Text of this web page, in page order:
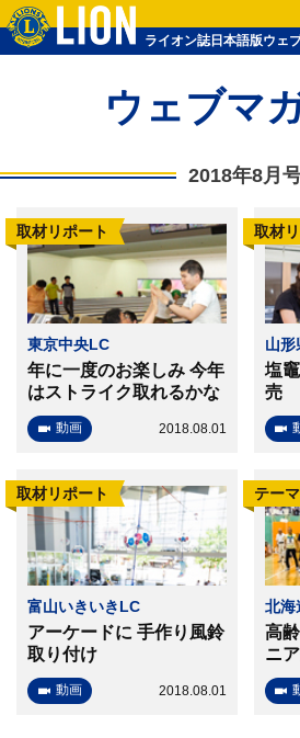
ライオン誌日本語版ウェ
ウェブマ
2018年8月
取材リポート
東京中央LC
年に一度のお楽しみ 今年
はストライク取れるかな
動画 2018.08.01
取材
山形
塩
売
取材リポート
富山いきいきLC
アーケードに 手作り風鈴
取り付け
動画 2018.08.01
テーマ
北海
高
ニ